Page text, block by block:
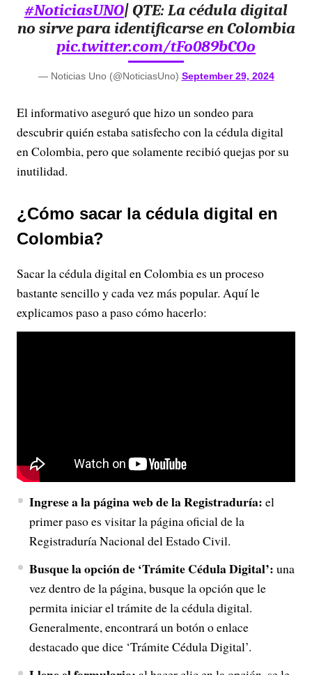
#NoticiasUNO| QTE: La cédula digital
no sirve para identificarse en Colombia
pic.twitter.com/tFo089bCOo
— Noticias Uno (@NoticiasUno) September 29, 2024
El informativo aseguró que hizo un sondeo para
descubrir quién estaba satisfecho con la cédula digital
en Colombia, pero que solamente recibió quejas por su
inutilidad.
¿Cómo sacar la cédula digital en
Colombia?
Sacar la cédula digital en Colombia es un proceso
bastante sencillo y cada vez más popular. Aquí le
explicamos paso a paso cómo hacerlo:
Ingrese a la página web de la Registraduría: el
primer paso es visitar la página oficial de la
Registraduría Nacional del Estado Civil.
Busque la opción de ‘Trámite Cédula Digital’: una
vez dentro de la página, busque la opción que le
permita iniciar el trámite de la cédula digital.
Generalmente, encontrará un botón o enlace
destacado que dice ‘Trámite Cédula Digital’.